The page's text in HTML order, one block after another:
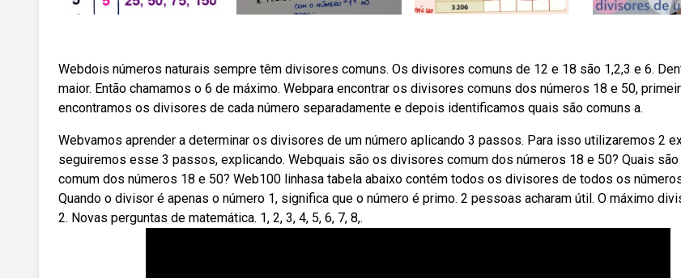
Webdois números naturais sempre têm divisores comuns. Os divisores comuns de 12 e 18 são 1,2,3 e 6.
maior. Então chamamos o 6 de máximo. Webpara encontrar os divisores comuns dos números 18 e 50,
encontramos os divisores de cada número separadamente e depois identificamos quais são comuns a.
Webvamos aprender a determinar os divisores de um número aplicando 3 passos. Para isso utilizaremos 2
seguiremos esse 3 passos, explicando. Webquais são os divisores comum dos números 18 e 50? Quais
comum dos números 18 e 50? Web100 linhasa tabela abaixo contém todos os divisores de todos os
Quando o divisor é apenas o número 1, significa que o número é primo. 2 pessoas acharam útil. O máximo
2. Novas perguntas de matemática. 1, 2, 3, 4, 5, 6, 7, 8,.